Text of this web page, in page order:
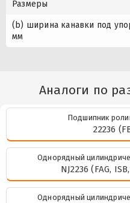
Размеры
(b) ширина канавки под
мм
Аналоги по
Подшипник
22236
Однорядный
NJ2236 (FAG,
Однорядный